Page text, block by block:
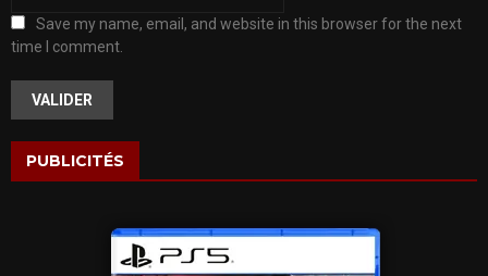
Save my name, email, and website in this browser for the next
time I comment.
PUBLICITÉS